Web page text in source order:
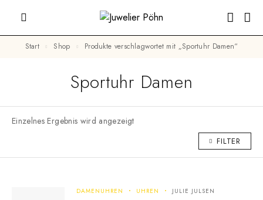
Start Shop Produkte verschlagwortet mit „Sportuhr Damen“
Sportuhr Damen
Einzelnes Ergebnis wird angezeigt
FILTER
DAMENUHREN UHREN JULIE JULSEN